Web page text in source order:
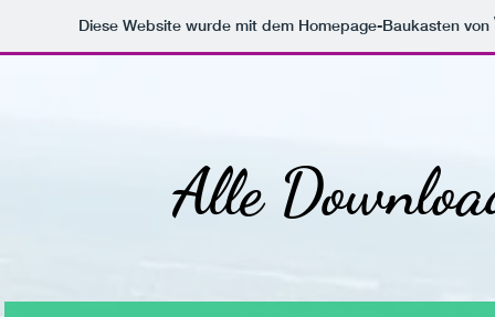
Diese Website wurde mit dem Homepage-Baukasten von
Alle